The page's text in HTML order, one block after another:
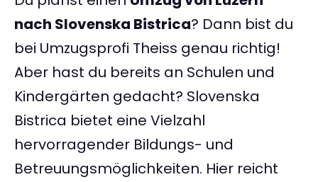
nach Slovenska Bistrica? Dann bist du
bei Umzugsprofi Theiss genau richtig!
Aber hast du bereits an Schulen und
Kindergärten gedacht? Slovenska
Bistrica bietet eine Vielzahl
hervorragender Bildungs- und
Betreuungsmöglichkeiten. Hier reicht